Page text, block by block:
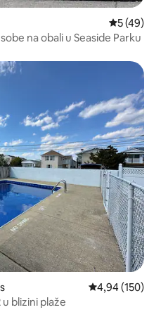
Prosječna
5 (49)
na obali u Seaside Parku
„Odabrali gosti”
Prosječna
4,94 (150)
blizini plaže